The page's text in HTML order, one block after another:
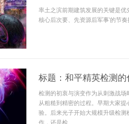
率土之滨前期建筑发展的关键是
核心后次要、先资源后军事'的节
标题：和平精英检测
检测的初衷与演变作为从刺激战
从粗糙到精密的过程。早期大家
验。后来光子开始大规模升级检
作，还是检...